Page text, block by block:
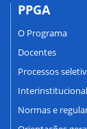
PPGA
O Programa
Docentes
Processos
Normas e